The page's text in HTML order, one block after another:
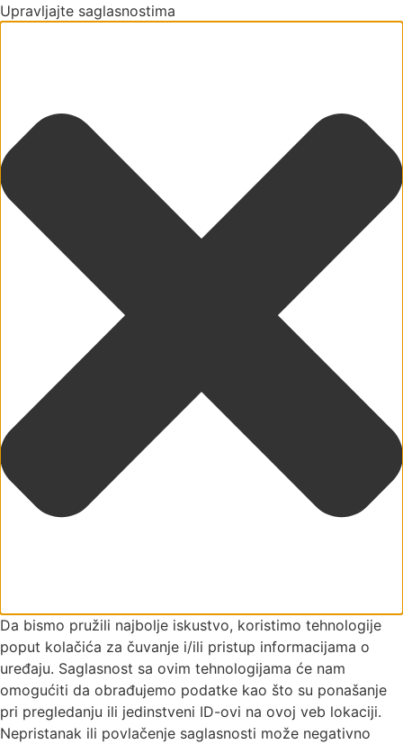
Upravljajte saglasnostima
Da bismo pružili najbolje iskustvo, koristimo tehnologije
poput kolačića za čuvanje i/ili pristup informacijama o
uređaju. Saglasnost sa ovim tehnologijama će nam
omogućiti da obrađujemo podatke kao što su ponašanje
pri pregledanju ili jedinstveni ID-ovi na ovoj veb lokaciji.
Nepristanak ili povlačenje saglasnosti može negativno